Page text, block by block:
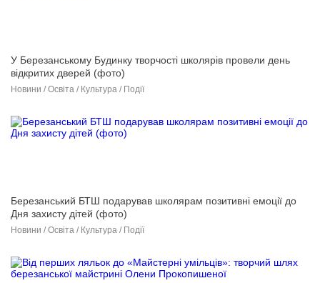
У Березанському Будинку творчості школярів провели день
відкритих дверей (фото)
Новини / Освіта / Культура / Події
Березанський БТШ подарував школярам позитивні емоції до
Дня захисту дітей (фото)
Новини / Освіта / Культура / Події